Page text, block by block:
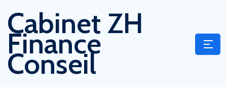
Cabinet ZH
Finance
Conseil